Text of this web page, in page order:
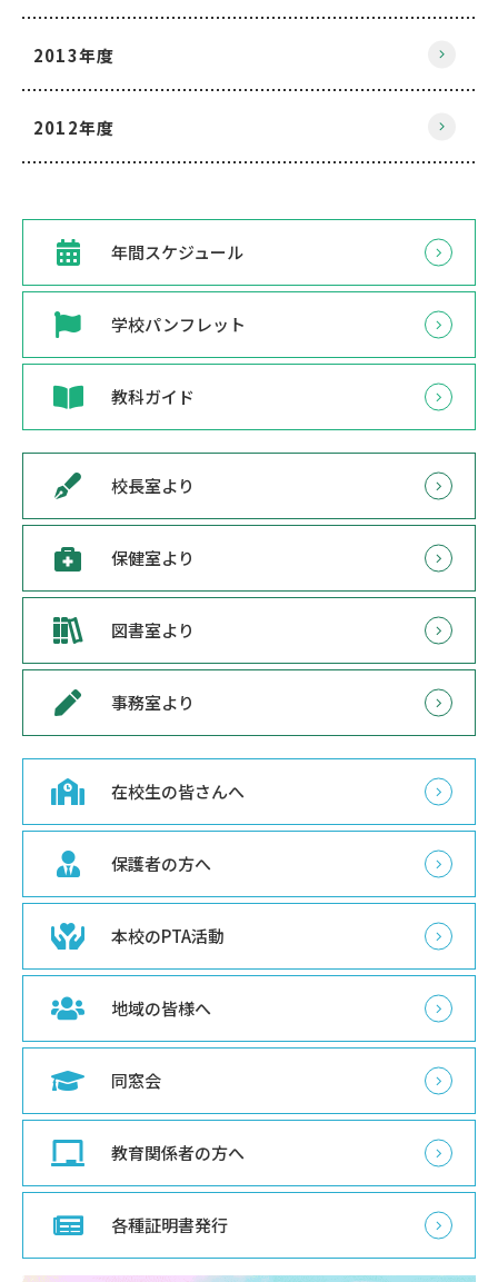
2013年度
2012年度
年間スケジュール
学校パンフレット
教科ガイド
校長室より
保健室より
図書室より
事務室より
在校生の皆さんへ
保護者の方へ
本校のPTA活動
地域の皆様へ
同窓会
教育関係者の方へ
各種証明書発行